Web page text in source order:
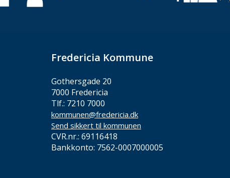
Fredericia Kommune
Gothersgade 20
7000 Fredericia
Tlf.: 7210 7000
kommunen@fredericia.dk
Send sikkert til kommunen
CVR.nr.: 69116418
Bankkonto: 7562-0007000005